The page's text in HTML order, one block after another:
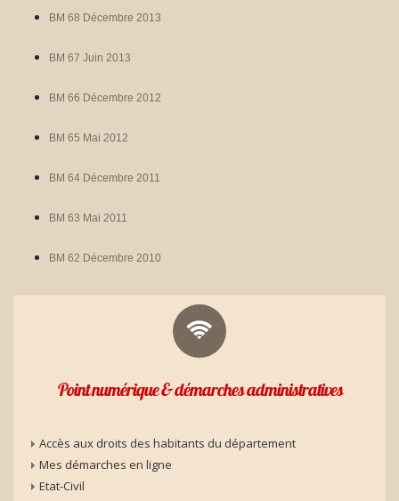
BM 68 Décembre 2013
BM 67 Juin 2013
BM 66 Décembre 2012
BM 65 Mai 2012
BM 64 Décembre 2011
BM 63 Mai 2011
BM 62 Décembre 2010
Point numérique & démarches administratives
Accès aux droits des habitants du département
Mes démarches en ligne
Etat-Civil